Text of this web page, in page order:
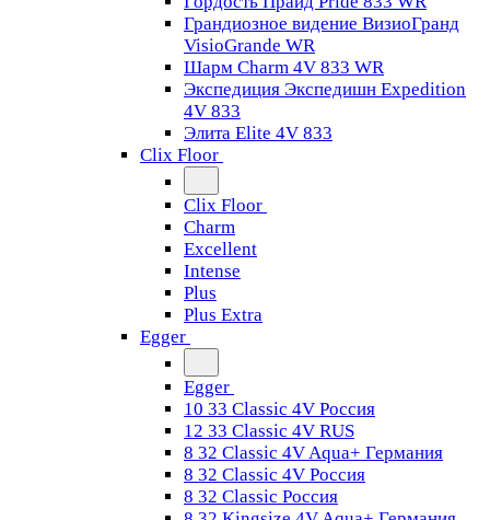
Грандиозное видение ВизиоГранд
VisioGrande WR
Шарм Charm 4V 833 WR
Экспедиция Экспедишн Expedition
4V 833
Элита Elite 4V 833
Clix Floor
Clix Floor
Charm
Excellent
Intense
Plus
Plus Extra
Egger
Egger
10 33 Classic 4V Россия
12 33 Classic 4V RUS
8 32 Classic 4V Aqua+ Германия
8 32 Classic 4V Россия
8 32 Classic Россия